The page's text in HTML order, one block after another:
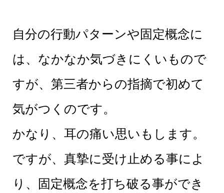
自分の行動パターンや固定概念に
は、なかなか気づきにくいもので
すが、第三者からの指摘で初めて
気がつくのです。
かなり、耳の痛い思いもします。
ですが、真摯に受け止める事によ
り、固定概念を打ち破る事ができ